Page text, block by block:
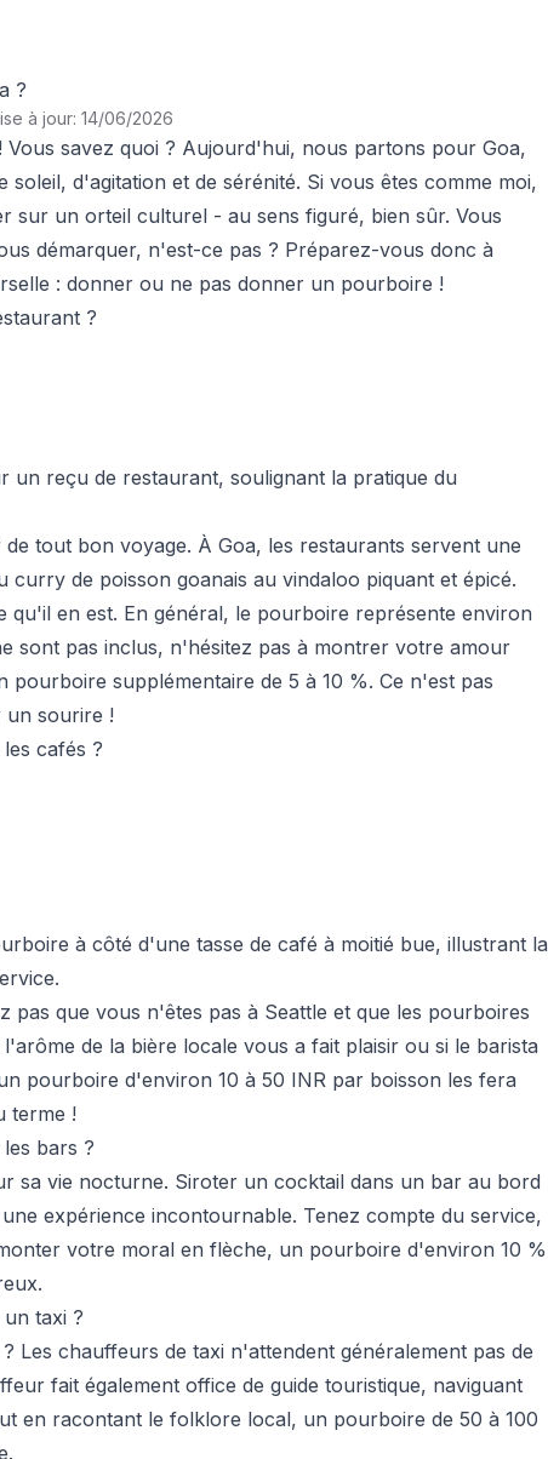
?
à jour: 14/06/2026
savez quoi ? Aujourd'hui, nous partons pour Goa,
d'agitation et de sérénité. Si vous êtes comme moi,
sur un orteil culturel - au sens figuré, bien sûr. Vous
démarquer, n'est-ce pas ? Préparez-vous donc à
: donner ou ne pas donner un pourboire !
?
un reçu de restaurant, soulignant la pratique du
tout bon voyage. À Goa, les restaurants servent une
curry de poisson goanais au vindaloo piquant et épicé.
qu'il en est. En général, le pourboire représente environ
sont pas inclus, n'hésitez pas à montrer votre amour
supplémentaire de 5 à 10 %. Ce n'est pas
un sourire !
cafés ?
à côté d'une tasse de café à moitié bue, illustrant la
pas que vous n'êtes pas à Seattle et que les pourboires
de la bière locale vous a fait plaisir ou si le barista
pourboire d'environ 10 à 50 INR par boisson les fera
terme !
bars ?
sa vie nocturne. Siroter un cocktail dans un bar au bord
expérience incontournable. Tenez compte du service,
votre moral en flèche, un pourboire d'environ 10 %
taxi ?
Les chauffeurs de taxi n'attendent généralement pas de
fait également office de guide touristique, naviguant
en racontant le folklore local, un pourboire de 50 à 100